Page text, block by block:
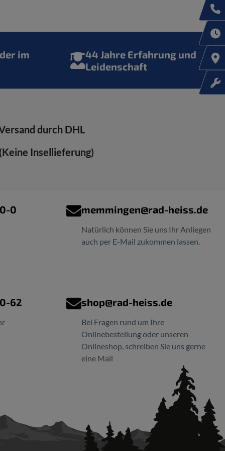
im
44 Jahre Erfahrung und
Leidenschaft
durch DHL
Insellieferung)
0 memmingen@rad-heiss.de
Natürlich können Sie uns Ihr Anliegen
auch per E-Mail zukommen lassen.
62 shop@rad-heiss.de
Bei Fragen rund um Ihre
Onlinebestellung oder unseren
Onlineshop, schreiben Sie uns gerne
eine Mail